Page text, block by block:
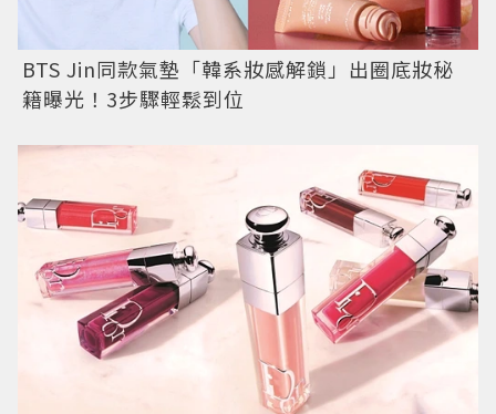
BTS Jin同款氣墊「韓系妝感解鎖」出圈底妝秘
籍曝光！3步驟輕鬆到位